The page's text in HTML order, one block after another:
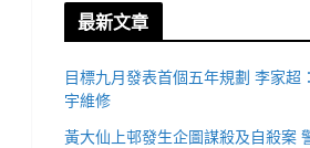
最新文章
目標九月發表首個五年規劃 李家超
宇維修
黃大仙上邨發生企圖謀殺及自殺案